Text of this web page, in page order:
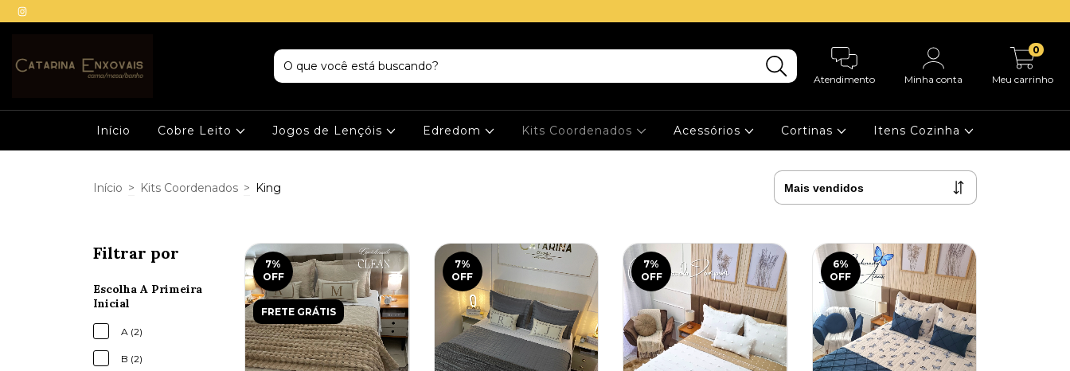
Atendimento Minha conta Meu carrinho
0
Início Cobre Leito Jogos de Lençóis Edredom Kits Coordenados Acessórios Cortinas Itens Cozinha
Início > Kits Coordenados > King
Filtrar por
Escolha A Primeira
Inicial
A (2)
B (2)
7%
OFF
FRETE GRÁTIS
7%
OFF
7%
OFF
6%
OFF